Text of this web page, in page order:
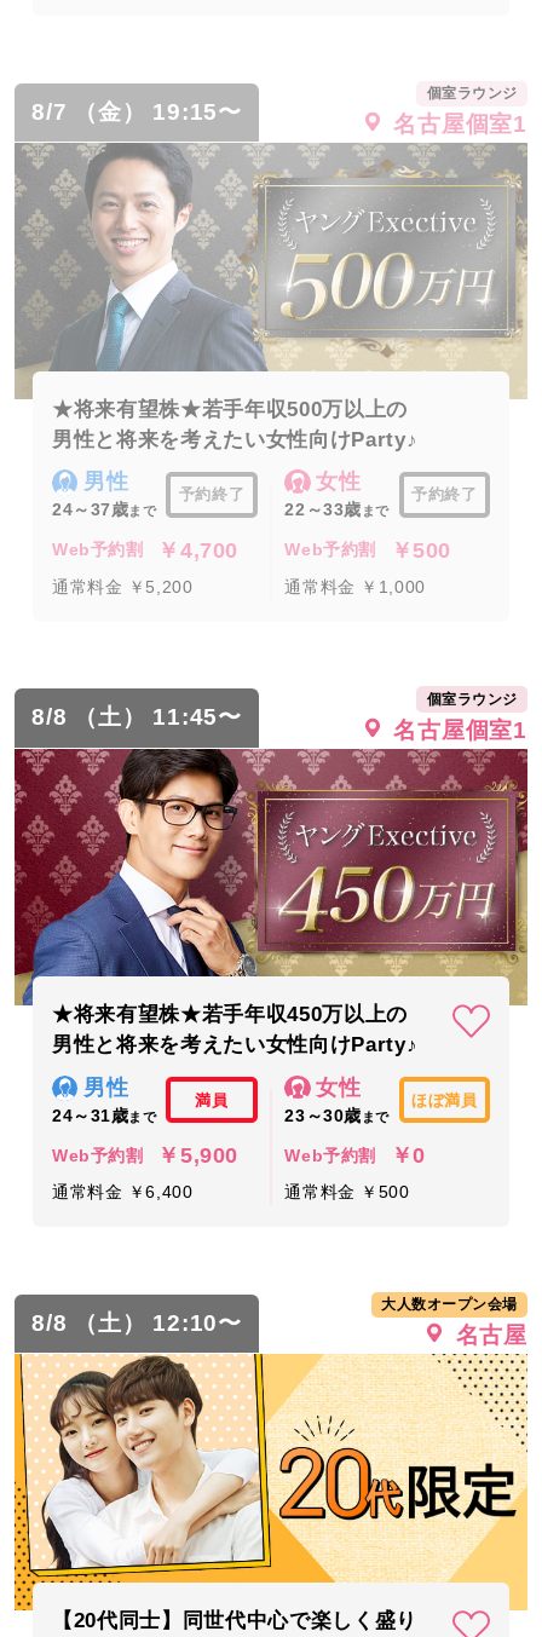
8/7 （金） 19:15〜
個室ラウンジ
名古屋個室1
★将来有望株★若手年収500万以上の
男性と将来を考えたい女性向けParty♪
男性
24～37歳まで
予約終了
Web予約割 ￥4,700
通常料金 ￥5,200
女性
22～33歳 まで
予約終了
Web予約割 ￥500
通常料金 ￥1,000
8/8 （土） 11:45〜
個室ラウンジ
名古屋個室1
★将来有望株★若手年収450万以上の
男性と将来を考えたい女性向けParty♪
男性
24～31歳まで
満員
Web予約割 ￥5,900
通常料金 ￥6,400
女性
23～30歳 まで
ほぼ満員
Web予約割 ￥0
通常料金 ￥500
8/8 （土） 12:10〜
大人数オープン会場
名古屋
【20代同士】同世代中心で楽しく盛り